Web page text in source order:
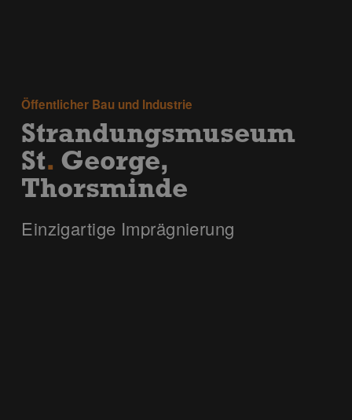
Öffentlicher Bau und Industrie
Strandungsmuseum
St. George,
Thorsminde
Einzigartige Imprägnierung